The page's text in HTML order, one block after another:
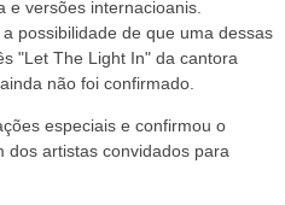
e versões internacioanis.
possibilidade de que uma dessas
"Let The Light In" da cantora
não foi confirmado.
especiais e confirmou o
dos artistas convidados para